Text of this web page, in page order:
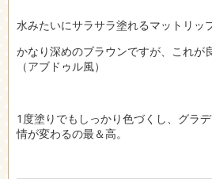
水みたいにサラサラ塗れるマットリップ
かなり深めのブラウンですが、これが
（アブドゥル風）
1度塗りでもしっかり色づくし、グラ
情が変わるの最＆高。